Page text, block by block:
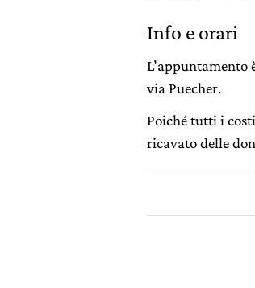
Info e orari
L’appuntamento
via Puecher.
Poiché tutti i
ricavato delle